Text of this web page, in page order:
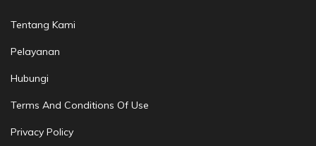
Tentang Kami
Pelayanan
Hubungi
Terms And Conditions Of Use
Privacy Policy